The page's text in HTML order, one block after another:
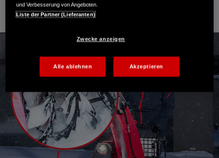
Eine zweistufige Schneefräse zerkleinert den Schnee in der
Frässchnecke (1) und befördert ihn dann über den Auswurf heraus
und Verbesserung von Angeboten.
Liste der Partner (Lieferanten)
Zwecke anzeigen
Alle ablehnen Akzeptieren